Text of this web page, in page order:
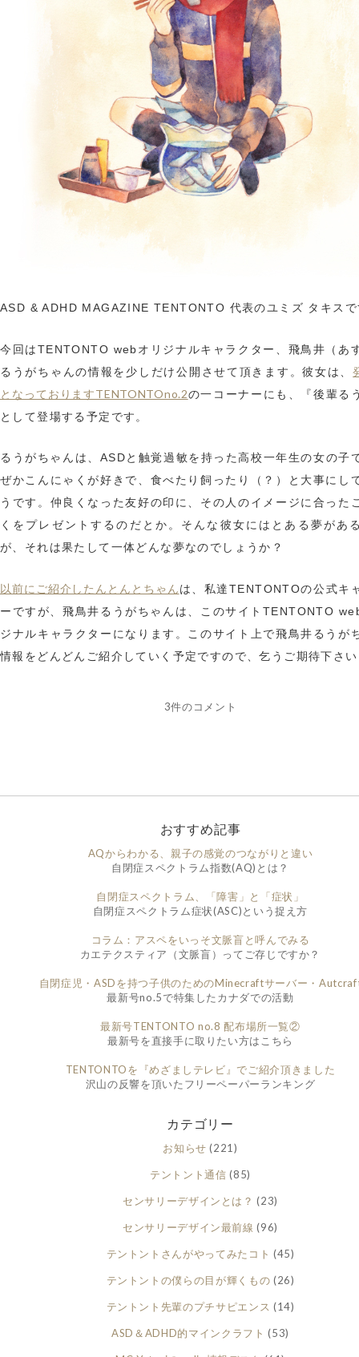
ASD & ADHD MAGAZINE TENTONTO 代表のユミズ タキスで
今回はTENTONTO webオリジナルキャラクター、飛鳥井（あ
るうがちゃんの情報を少しだけ公開させて頂きます。彼女は、
となっておりますTENTONTOno.2の一コーナーにも、『後輩る
として登場する予定です。
るうがちゃんは、ASDと触覚過敏を持った高校一年生の女の子
ぜかこんにゃくが好きで、食べたり飼ったり（？）と大事にし
うです。仲良くなった友好の印に、その人のイメージに合った
くをプレゼントするのだとか。そんな彼女にはとある夢があ
が、それは果たして一体どんな夢なのでしょうか？
以前にご紹介したんとんとちゃんは、私達TENTONTOの公式キ
ーですが、飛鳥井るうがちゃんは、このサイトTENTONTO
ジナルキャラクターになります。このサイト上で飛鳥井るうが
情報をどんどんご紹介していく予定ですので、乞うご期待下さ
3件のコメント
おすすめ記事
AQからわかる、親子の感覚のつながりと違い
自閉症スペクトラム指数(AQ)とは？
自閉症スペクトラム、「障害」と「症状」
自閉症スペクトラム症状(ASC)という捉え方
コラム：アスペをいっそ文脈盲と呼んでみる
カエテクスティア（文脈盲）ってご存じですか？
自閉症児・ASDを持つ子供のためのMinecraftサーバー・
最新号no.5で特集したカナダでの活動
最新号TENTONTO no.8 配布場所一覧②
最新号を直接手に取りたい方はこちら
TENTONTOを『めざましテレビ』でご紹介頂きました
沢山の反響を頂いたフリーペーパーランキング
カテゴリー
お知らせ (221)
テントント通信 (85)
センサリーデザインとは？ (23)
センサリーデザイン最前線 (96)
テントントさんがやってみたコト (45)
テントントの僕らの目が輝くもの (26)
テントント先輩のプチサピエンス (14)
ASD＆ADHD的マインクラフト (53)